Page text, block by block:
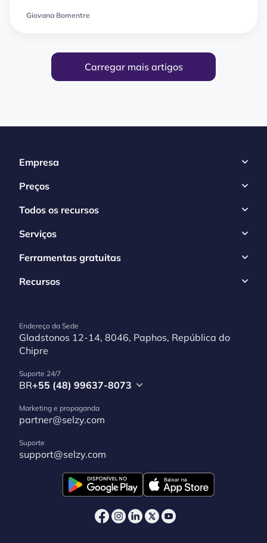
Giovana Bomentre
Carregar mais artigos
Empresa
Preços
Todos os recursos
Serviços
Ferramentas gratuitas
Recursos
Endereço da Sede
Gladstonos 12-14, 8046, Paphos, República do
Chipre
Suporte 24/7
BR+55 (48) 99637-8073
Marketing e propaganda
partner@selzy.com
Suporte
support@selzy.com